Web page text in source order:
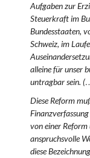
Aufgaben zur
Steuerkraft im
Bundesstaaten,
Schweiz, im
alleine für unser
untragbar sein.
Diese Reform
von einer
anspruchsvolle
diese